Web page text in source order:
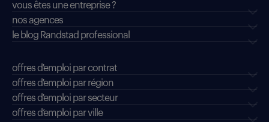
vous êtes une entreprise ?
nos agences
le blog Randstad professional
offres d'emploi par contrat
offres d'emploi par région
offres d'emploi par secteur
offres d’emploi par ville